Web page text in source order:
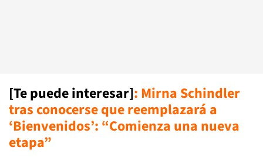
[Te puede interesar]: Mirna Schindler
tras conocerse que reemplazará a
‘Bienvenidos’: “Comienza una nueva
etapa”